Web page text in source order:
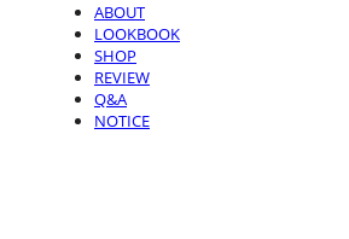
ABOUT
LOOKBOOK
SHOP
REVIEW
Q&A
NOTICE